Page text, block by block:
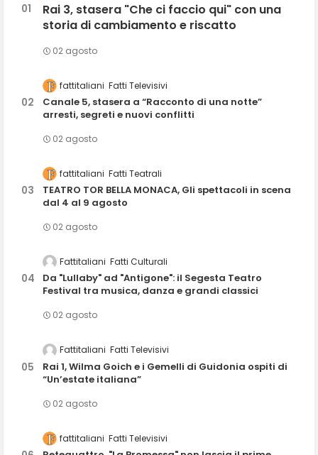
Rai 3, stasera "Che ci faccio qui" con una
storia di cambiamento e riscatto
02 agosto
fattitaliani Fatti Televisivi
Canale 5, stasera a “Racconto di una notte”
arresti, segreti e nuovi conflitti
02 agosto
fattitaliani Fatti Teatrali
TEATRO TOR BELLA MONACA, Gli spettacoli in scena
dal 4 al 9 agosto
02 agosto
Fattitaliani Fatti Culturali
Da "Lullaby" ad "Antigone": il Segesta Teatro
Festival tra musica, danza e grandi classici
02 agosto
Fattitaliani Fatti Televisivi
Rai 1, Wilma Goich e i Gemelli di Guidonia ospiti di
“Un’estate italiana”
02 agosto
fattitaliani Fatti Televisivi